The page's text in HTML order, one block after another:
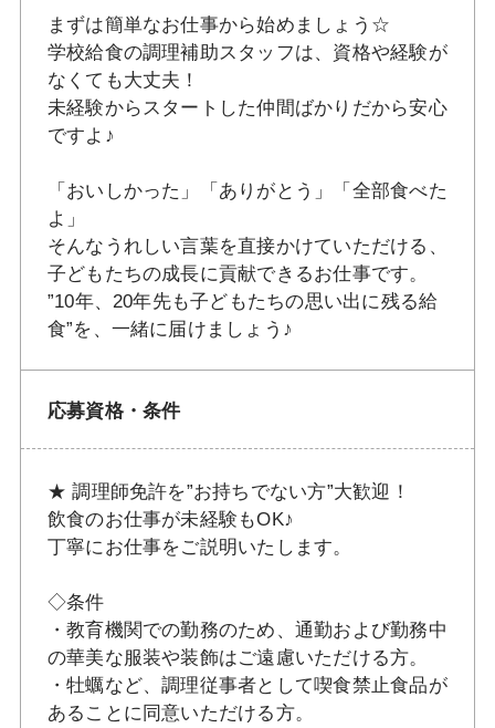
まずは簡単なお仕事から始めましょう☆
学校給食の調理補助スタッフは、資格や経験が
なくても大丈夫！
未経験からスタートした仲間ばかりだから安心
ですよ♪
「おいしかった」「ありがとう」「全部食べた
よ」
そんなうれしい言葉を直接かけていただける、
子どもたちの成長に貢献できるお仕事です。
”10年、20年先も子どもたちの思い出に残る給
食”を、一緒に届けましょう♪
応募資格・条件
★ 調理師免許を”お持ちでない方”大歓迎！
飲食のお仕事が未経験もOK♪
丁寧にお仕事をご説明いたします。
◇条件
・教育機関での勤務のため、通勤および勤務中
の華美な服装や装飾はご遠慮いただける方。
・牡蠣など、調理従事者として喫食禁止食品が
あることに同意いただける方。